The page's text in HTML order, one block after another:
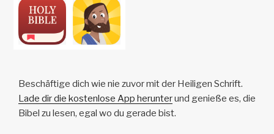
Beschäftige dich wie nie zuvor mit der Heiligen Schrift.
Lade dir die kostenlose App herunterund genieße es, die
Bibel zu lesen, egal wo du gerade bist.